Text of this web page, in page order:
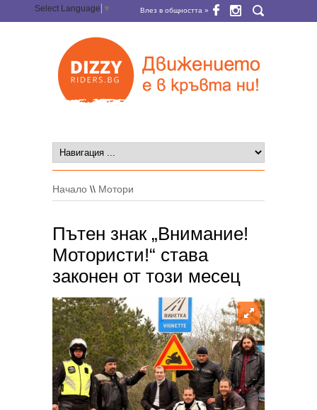
Select Language ▼ Влез в общността »
Начало \\ Мотори
Пътен знак „Внимание!
Mотористи!“ става
законен от този месец